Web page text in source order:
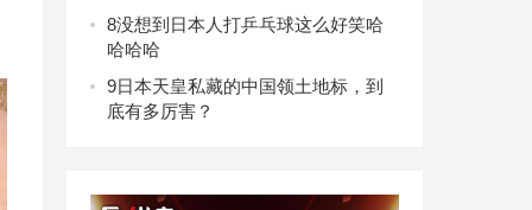
8没想到日本人打乒乓球这么好笑哈
哈哈哈
9日本天皇私藏的中国领土地标，到
底有多厉害？